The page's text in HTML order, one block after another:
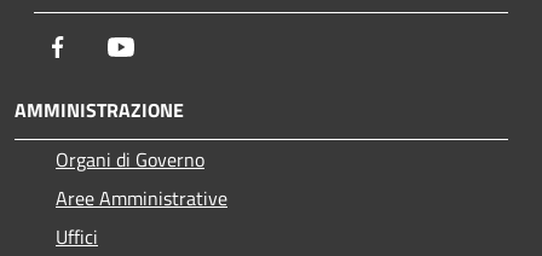
Facebook
AMMINISTRAZIONE
Organi di Governo
Aree Amministrative
Uffici